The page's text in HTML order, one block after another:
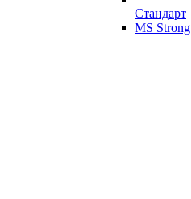
Стандарт
MS Strong